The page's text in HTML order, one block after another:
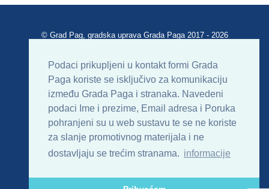
Podaci prikupljeni u kontakt formi Grada
Paga koriste se isključivo za komunikaciju
između Grada Paga i stranaka. Navedeni
podaci Ime i prezime, Email adresa i Poruka
pohranjeni su u web sustavu te se ne koriste
za slanje promotivnog materijala i ne
dostavljaju se trećim stranama. informacije
© Grad Pag, gradska uprava Grada Paga 2017 - 2026
Uvjeti korištenja Impressum
Kontakt
Sitemap
RSS